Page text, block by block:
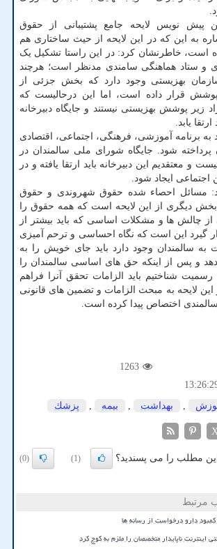
پیش نویس لایحه جامع پشتیبانی از حقوق
به این که در این لایحه از حیث ساختاری هم
است، خاطرنشان کرد: در این راستا تشکیل یک
و ستاد هماهنگی سامندی مدنظر است؛ هرچند
بهزیستی وجود دارد که بخش جزئی از
پوشش قرار داده است، اما این درحالیست که
زیر پوشش بهزیستی نیستند و جایگاه دبیرخانه
یابد.
به برنامه آموزشی، فرهنگی، اجتماعی، اقتصادی
پرداخته شود. جایگاه شورای ملی سالمندان در
و معتقدیم این دبیرخانه باید ارتقا یافته و در
اجتماعی ایجاد شود.
مسائل احصاء شده حقوق شهروندی و حقوق
دیگری از این لایحه است که همه حقوق را
از چالش ها و مشکلات اساسی که باید بیشتر از
گیرد این است که نگاه احساسی و ترحم آمیزی
به سالمندان وجود دارد باید جای خویش را به
و پس از اینکه حق های اساسی سالمندان را
رسمیت شناختیم باید الزامات تحقق آنرا فراهم
این لایحه به مبحث الزامات و تضمین های قانونی
اختصاص پیدا کرده است.
1263
, بهداشت , بیمه , پزشك
X
این مطلب را می پسندید؟ (1)
(0)
مرتبط
کمبود دارو درخواست از رسانه ها
اینترنت ناپایدار متخصصان را ملزم به کوچ کرد